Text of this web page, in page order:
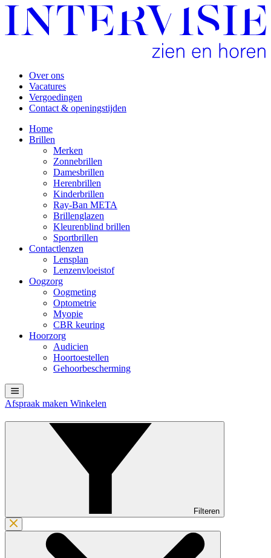
Over ons
Vacatures
Vergoedingen
Contact & openingstijden
Home
Brillen
Merken
Zonnebrillen
Damesbrillen
Herenbrillen
Kinderbrillen
Ray-Ban META
Brillenglazen
Kleurenblind brillen
Sportbrillen
Contactlenzen
Lensplan
Lenzenvloeistof
Oogzorg
Oogmeting
Optometrie
Myopie
CBR keuring
Hoorzorg
Audicien
Hoortoestellen
Gehoorbescherming
Afspraak maken Winkelen
Filteren